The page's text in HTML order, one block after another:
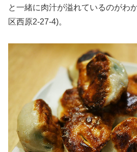
と一緒に肉汁が溢れているのがわ
区西原2-27-4)。